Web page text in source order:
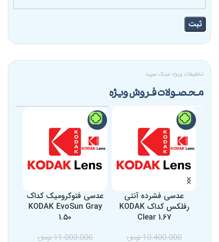
تخفیفات ویژه عینک سپید
محصولات فروش ویژه
-4%
عدسی فشرده آنتی
رفلکس کداک KODAK
Clear 1.67
10.400.000تومان
-9%
عدسی فتوکرومیک کداک
KODAK EvoSun Gray
1.50
11.000.000تومان